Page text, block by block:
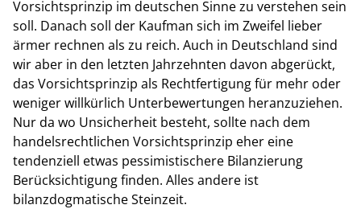
Vorsichtsprinzip im deutschen Sinne zu verstehen sein
soll. Danach soll der Kaufman sich im Zweifel lieber
ärmer rechnen als zu reich. Auch in Deutschland sind
wir aber in den letzten Jahrzehnten davon abgerückt,
das Vorsichtsprinzip als Rechtfertigung für mehr oder
weniger willkürlich Unterbewertungen heranzuziehen.
Nur da wo Unsicherheit besteht, sollte nach dem
handelsrechtlichen Vorsichtsprinzip eher eine
tendenziell etwas pessimistischere Bilanzierung
Berücksichtigung finden. Alles andere ist
bilanzdogmatische Steinzeit.